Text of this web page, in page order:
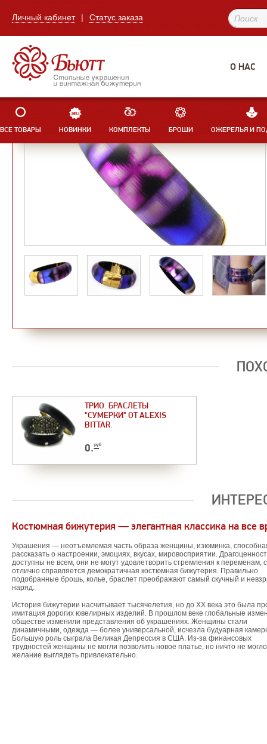
Личный кабинет | Статус заказа
О НАС
ВСЕ ТОВАРЫ НОВИНКИ КОМПЛЕКТЫ БРОШИ ОЖЕРЕЛЬЯ И
ТРИО. БРАСЛЕТЫ
"СУМЕРКИ" ОТ ALEXIS
BITTAR.
0.–руб
Костюмная бижутерия — элегантная классика на все
Украшения — неотъемлемая часть образа женщины, изюминка,
рассказать о настроении, эмоциях, вкусах, мировосприятии.
доступны не всем, они не могут удовлетворить стремления к переменам,
отлично справляется демократичная костюмная бижутерия. Правильно
подобранные брошь, колье, браслет преображают самый скучный и
наряд.
История бижутерии насчитывает тысячелетия, но до XX века это была
имитация дорогих ювелирных изделий. В прошлом веке глобальные
обществе изменили представления об украшениях. Женщины стали
динамичными, одежда — более универсальной, исчезла будуарная
Большую роль сыграла Великая Депрессия в США. Из-за финансовых
трудностей женщины не могли позволить новое платье, но ничто не
желание выглядеть привлекательно.